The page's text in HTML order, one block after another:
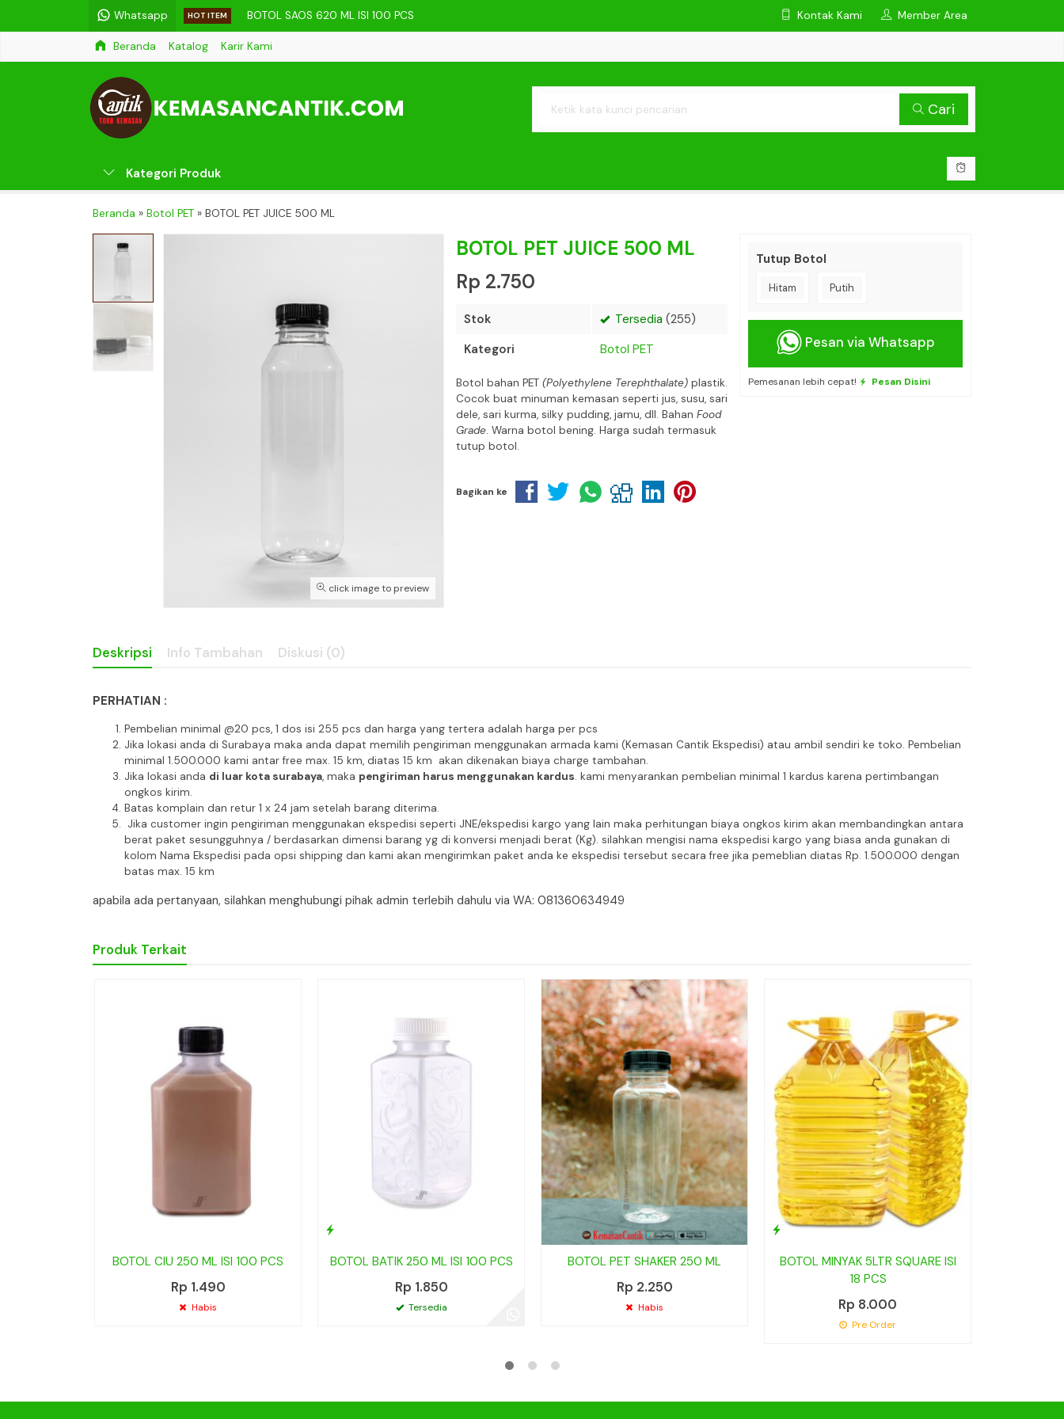
Whatsapp HOT ITEM BOTOL SAOS 620 ML ISI 100 PCS
JAR KACA 500 ML HMP
BOTOL BOLA 350 ML ISI 50 PCS
BOTOL PET JUICE SQUARE 1 LITER
Kontak Kami Member Area
Beranda Katalog Karir Kami
Cari
Kategori Produk
Beranda » Botol PET » BOTOL PET JUICE 500 ML
click image to preview
BOTOL PET JUICE 500 ML
Rp 2.750
Stok Tersedia (255)
Kategori
Botol PET
Botol bahan PET (Polyethylene Terephthalate) plastik.
Cocok buat minuman kemasan seperti jus, susu, sari
dele, sari kurma, silky pudding, jamu, dll. Bahan Food
Grade. Warna botol bening. Harga sudah termasuk
tutup botol.
Tutup Botol
Hitam Putih
Pesan via Whatsapp
Pemesanan lebih cepat! Pesan Disini
Bagikan ke
Deskripsi Info Tambahan Diskusi (0)
PERHATIAN :
Pembelian minimal @20 pcs, 1 dos isi 255 pcs dan harga yang tertera adalah harga per pcs
Jika lokasi anda di Surabaya maka anda dapat memilih pengiriman menggunakan armada kami (Kemasan Cantik Ekspedisi) atau ambil sendiri ke toko. Pembelian
minimal 1.500.000 kami antar free max. 15 km, diatas 15 km akan dikenakan biaya charge tambahan.
Jika lokasi anda di luar kota surabaya, maka pengiriman harus menggunakan kardus. kami menyarankan pembelian minimal 1 kardus karena pertimbangan
ongkos kirim.
Batas komplain dan retur 1 x 24 jam setelah barang diterima.
Jika customer ingin pengiriman menggunakan ekspedisi seperti JNE/ekspedisi kargo yang lain maka perhitungan biaya ongkos kirim akan membandingkan antara
berat paket sesungguhnya / berdasarkan dimensi barang yg di konversi menjadi berat (Kg). silahkan mengisi nama ekspedisi kargo yang biasa anda gunakan di
kolom Nama Ekspedisi pada opsi shipping dan kami akan mengirimkan paket anda ke ekspedisi tersebut secara free jika pemeblian diatas Rp. 1.500.000 dengan
batas max. 15 km
apabila ada pertanyaan, silahkan menghubungi pihak admin terlebih dahulu via WA: 081360634949
Produk Terkait
BOTOL CIU 250 ML ISI 100 PCS
Rp 1.490
Habis
BOTOL BATIK 250 ML ISI 100 PCS
Rp 1.850
Tersedia
BOTOL PET SHAKER 250 ML
Rp 2.250
Habis
BOTOL MINYAK 5LTR SQUARE ISI
18 PCS
Rp 8.000
Pre Order